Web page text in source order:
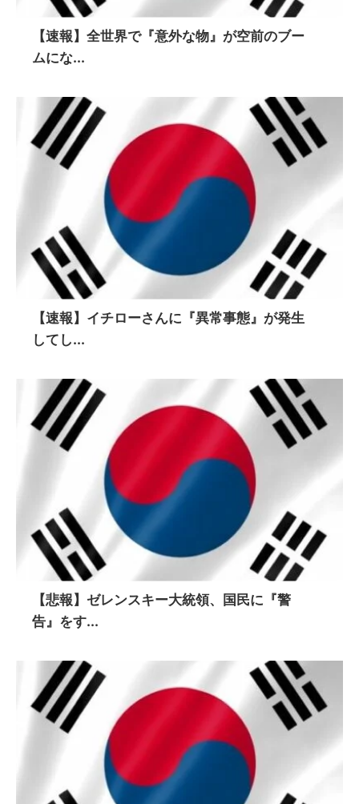
【速報】全世界で『意外な物』が空前のブー
ムにな...
【速報】イチローさんに『異常事態』が発生
してし...
【悲報】ゼレンスキー大統領、国民に『警
告』をす...